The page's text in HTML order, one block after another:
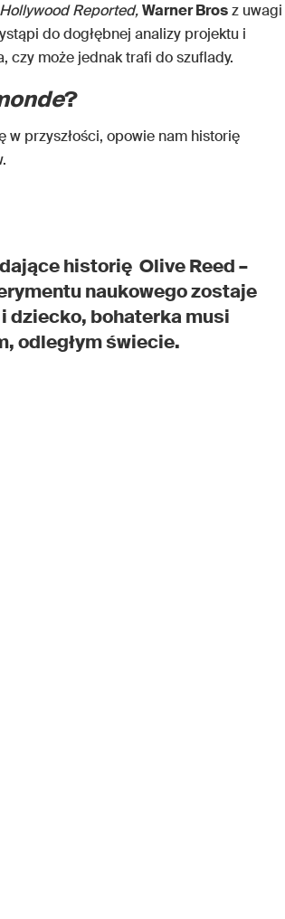
Reported,Warner Brosz uwagi
do dogłębnej analizy projektu i
czy może jednak trafi do szuflady.
?
w przyszłości, opowie nam historię
historię Olive Reed–
naukowego zostaje
dziecko, bohaterka musi
odległym świecie.